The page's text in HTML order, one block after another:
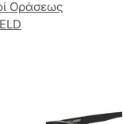
Οράσεως